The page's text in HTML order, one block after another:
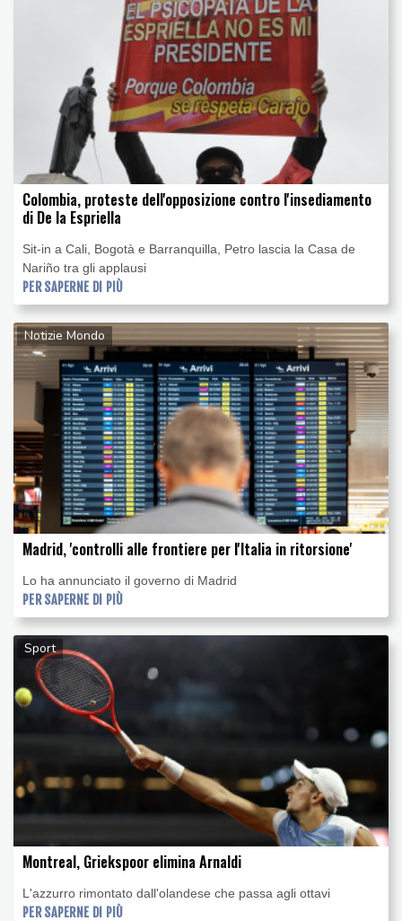
Colombia, proteste dell'opposizione contro l'insediamento
di De la Espriella
Sit-in a Cali, Bogotà e Barranquilla, Petro lascia la Casa de
Nariño tra gli applausi
PER SAPERNE DI PIÙ
Notizie Mondo
Madrid, 'controlli alle frontiere per l'Italia in ritorsione'
Lo ha annunciato il governo di Madrid
PER SAPERNE DI PIÙ
Sport
Montreal, Griekspoor elimina Arnaldi
L'azzurro rimontato dall'olandese che passa agli ottavi
PER SAPERNE DI PIÙ